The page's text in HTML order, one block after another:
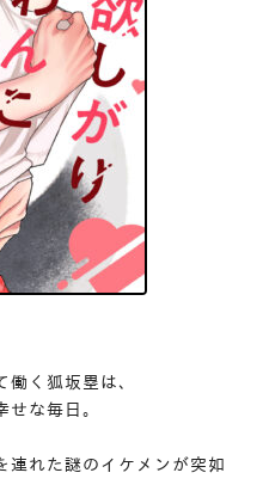
く狐坂塁は、
な毎日。
連れた謎のイケメンが突如